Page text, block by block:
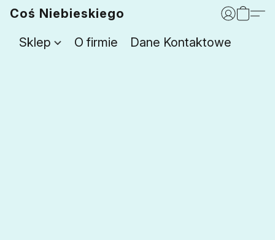
Coś Niebieskiego
Sklep
O firmie Dane Kontaktowe